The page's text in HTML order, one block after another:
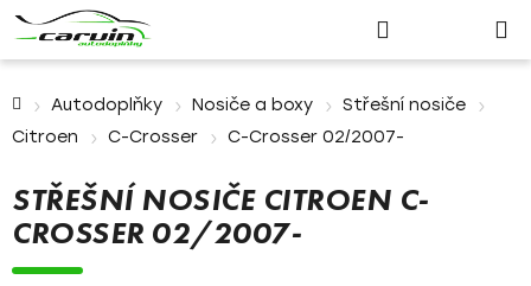
Přihlášení
košík
Autodoplňky Nosiče a boxy
Střešní nosiče
Citroen
C-Crosser C-Crosser 02/2007-
STŘEŠNÍ NOSIČE CITROEN C-
CROSSER 02/2007-